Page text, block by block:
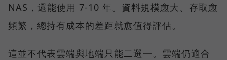
NAS，還能使用 7-10 年。資料規模愈大、存取愈
頻繁，總持有成本的差距就愈值得評估。
這並不代表雲端與地端只能二選一。雲端仍適合